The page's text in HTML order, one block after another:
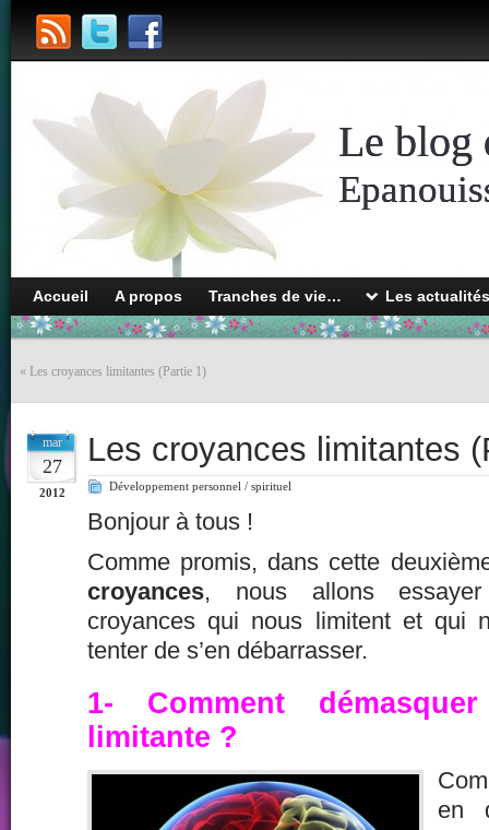
Le blog
Accueil A propos Tranches de vie… Les
« Les croyances limitantes (Partie 1)
mar
27
2012
Les croyances limitantes
Développement personnel / spirituel
Bonjour à tous !
Comme promis, dans cette
croyances, nous allons
croyances qui nous limitent et qui
tenter de s’en débarrasser.
1-
Comment
limitante ?
en